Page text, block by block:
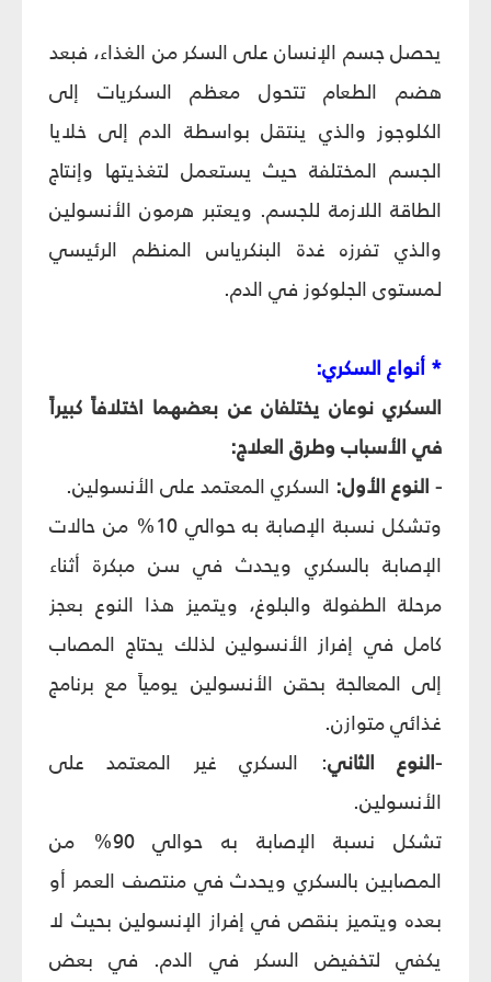
يحصل جسم الإنسان على السكر من الغذاء، فبعد
هضم الطعام تتحول معظم السكريات إلى
الكلوجوز والذي ينتقل بواسطة الدم إلى خلايا
الجسم المختلفة حيث يستعمل لتغذيتها وإنتاج
الطاقة اللازمة للجسم. ويعتبر هرمون الأنسولين
والذي تفرزه غدة البنكرياس المنظم الرئيسي
لمستوى الجلوكوز في الدم.
* أنواع السكري:
السكري نوعان يختلفان عن بعضهما اختلافاً كبيراً
في الأسباب وطرق العلاج:
- النوع الأول: السكري المعتمد على الأنسولين.
وتشكل نسبة الإصابة به حوالي 10% من حالات
الإصابة بالسكري ويحدث في سن مبكرة أثناء
مرحلة الطفولة والبلوغ، ويتميز هذا النوع بعجز
كامل في إفراز الأنسولين لذلك يحتاج المصاب
إلى المعالجة بحقن الأنسولين يومياً مع برنامج
غذائي متوازن.
-النوع الثاني: السكري غير المعتمد على
الأنسولين.
تشكل نسبة الإصابة به حوالي 90% من
المصابين بالسكري ويحدث في منتصف العمر أو
بعده ويتميز بنقص في إفراز الإنسولين بحيث لا
يكفي لتخفيض السكر في الدم. في بعض